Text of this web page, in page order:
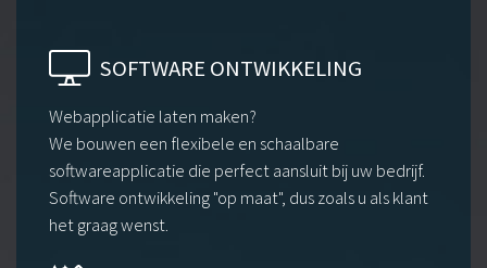
SOFTWARE ONTWIKKELING
Webapplicatie laten maken?
We bouwen een flexibele en schaalbare
softwareapplicatie die perfect aansluit bij uw bedrijf.
Software ontwikkeling "op maat", dus zoals u als klant
het graag wenst.